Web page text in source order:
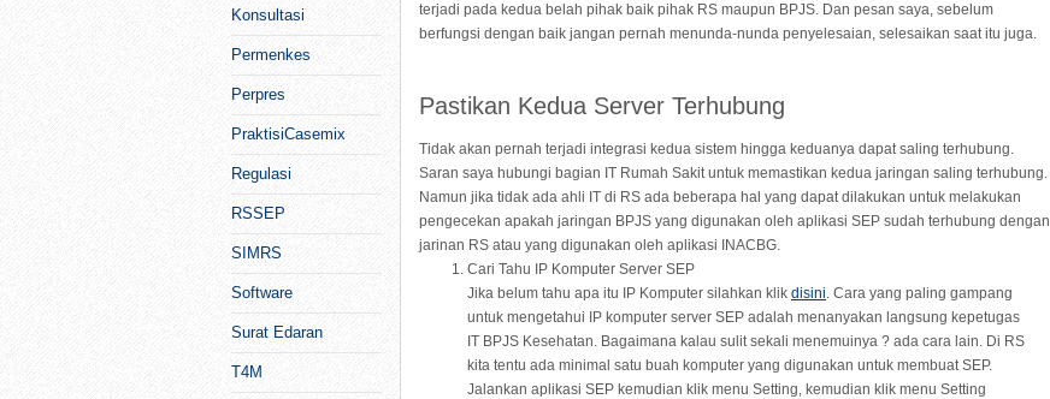
Konsultasi
Permenkes
Perpres
PraktisiCasemix
Regulasi
RSSEP
SIMRS
Software
Surat Edaran
T4M
terjadi pada kedua belah pihak baik pihak RS maupun BPJS. Dan pesan saya, sebelum
berfungsi dengan baik jangan pernah menunda-nunda penyelesaian, selesaikan saat itu juga.
Pastikan Kedua Server Terhubung
Tidak akan pernah terjadi integrasi kedua sistem hingga keduanya dapat saling terhubung.
Saran saya hubungi bagian IT Rumah Sakit untuk memastikan kedua jaringan saling terhubung.
Namun jika tidak ada ahli IT di RS ada beberapa hal yang dapat dilakukan untuk melakukan
pengecekan apakah jaringan BPJS yang digunakan oleh aplikasi SEP sudah terhubung dengan
jarinan RS atau yang digunakan oleh aplikasi INACBG.
Cari Tahu IP Komputer Server SEP
Jika belum tahu apa itu IP Komputer silahkan klik disini. Cara yang paling gampang
untuk mengetahui IP komputer server SEP adalah menanyakan langsung kepetugas
IT BPJS Kesehatan. Bagaimana kalau sulit sekali menemuinya ? ada cara lain. Di RS
kita tentu ada minimal satu buah komputer yang digunakan untuk membuat SEP.
Jalankan aplikasi SEP kemudian klik menu Setting, kemudian klik menu Setting